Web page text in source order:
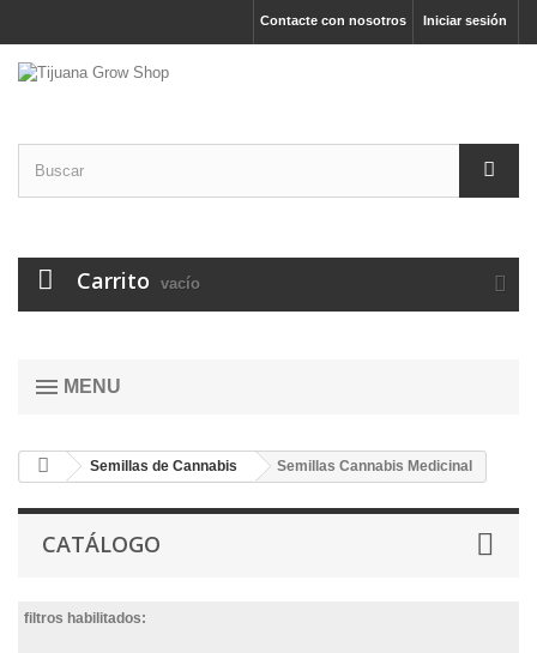
Iniciar sesión
Contacte con nosotros
Carrito vacío
MENU
Semillas de Cannabis Semillas Cannabis Medicinal
CATÁLOGO
filtros habilitados: